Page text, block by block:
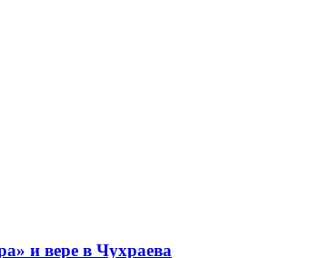
и вере в Чухраева